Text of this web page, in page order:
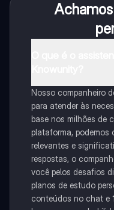
Nosso companheiro
para atender às
base nos milhões de
plataforma, podemos
relevantes e
respostas, o
você pelos desafios
planos de estudo
conteúdos no chat e